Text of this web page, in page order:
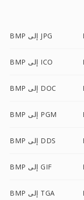
BMP إلى JPG
BMP إلى ICO
BMP إلى DOC
BMP إلى PGM
BMP إلى DDS
BMP إلى GIF
BMP إلى TGA